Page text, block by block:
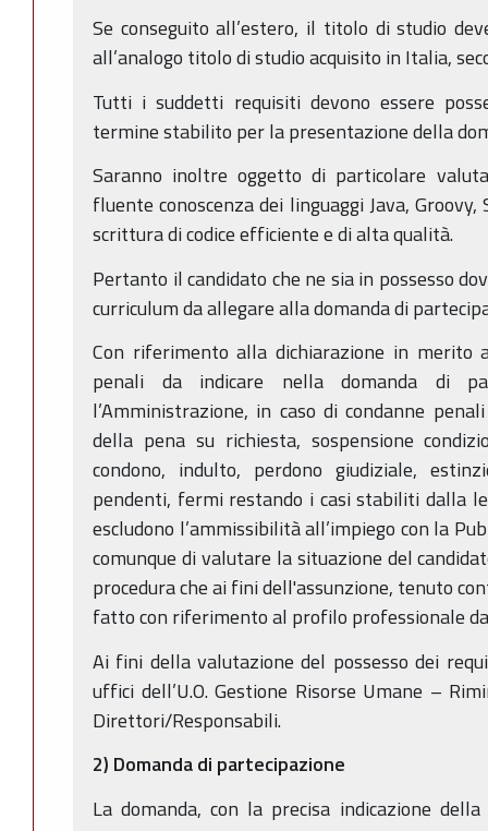
Se conseguito all’estero, il titolo di studio
all’analogo titolo di studio acquisito in Italia,
Tutti i suddetti requisiti devono essere
termine stabilito per la presentazione della
Saranno inoltre oggetto di particolare
fluente conoscenza dei linguaggi Java,
scrittura di codice efficiente e di alta qualità.
Pertanto il candidato che ne sia in possesso
curriculum da allegare alla domanda di
Con riferimento alla dichiarazione in merito
penali da indicare nella domanda di
l’Amministrazione, in caso di condanne
della pena su richiesta, sospensione
condono, indulto, perdono giudiziale,
pendenti, fermi restando i casi stabiliti dalla
escludono l’ammissibilità all’impiego con la
comunque di valutare la situazione del
procedura che ai fini dell'assunzione, tenuto
fatto con riferimento al profilo professionale
Ai fini della valutazione del possesso dei
uffici dell’U.O. Gestione Risorse Umane –
Direttori/Responsabili.
2) Domanda di partecipazione
La domanda, con la precisa indicazione